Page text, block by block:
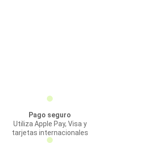
Pago seguro
Utiliza Apple Pay, Visa y
tarjetas internacionales